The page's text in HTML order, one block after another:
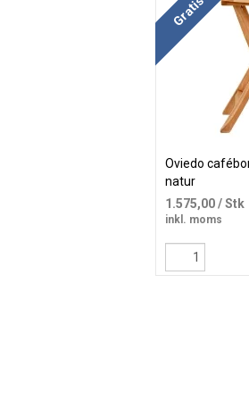
Oviedo
natur
1.575,00/ Stk
inkl. moms